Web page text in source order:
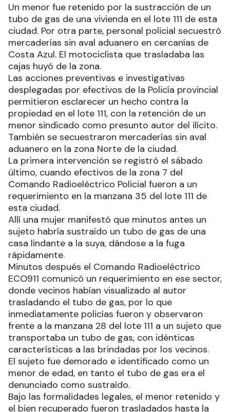
Un menor fue retenido por la sustracción de un
tubo de gas de una vivienda en el lote 111 de esta
ciudad. Por otra parte, personal policial secuestró
mercaderías sin aval aduanero en cercanías de
Costa Azul. El motociclista que trasladaba las
cajas huyó de la zona.
Las acciones preventivas e investigativas
desplegadas por efectivos de la Policía provincial
permitieron esclarecer un hecho contra la
propiedad en el lote 111, con la retención de un
menor sindicado como presunto autor del ilícito.
También se secuestraron mercaderías sin aval
aduanero en la zona Norte de la ciudad.
La primera intervención se registró el sábado
último, cuando efectivos de la zona 7 del
Comando Radioeléctrico Policial fueron a un
requerimiento en la manzana 35 del lote 111 de
esta ciudad.
Allí una mujer manifestó que minutos antes un
sujeto habría sustraído un tubo de gas de una
casa lindante a la suya, dándose a la fuga
rápidamente.
Minutos después el Comando Radioeléctrico
ECO911 comunicó un requerimiento en ese sector,
donde vecinos habían visualizado al autor
trasladando el tubo de gas, por lo que
inmediatamente policías fueron y observaron
frente a la manzana 28 del lote 111 a un sujeto que
transportaba un tubo de gas, con idénticas
características a las brindadas por los vecinos.
El sujeto fue demorado e identificado como un
menor de edad, en tanto el tubo de gas era el
denunciado como sustraído.
Bajo las formalidades legales, el menor retenido y
el bien recuperado fueron trasladados hasta la